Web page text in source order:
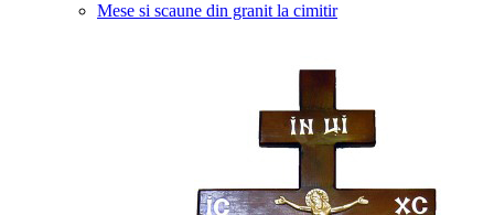
Mese si scaune din granit la cimitir